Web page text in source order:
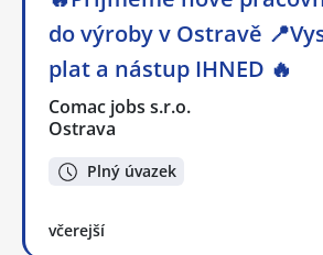
do výroby v Ostravě
plat a nástup IHNED 🔥
Comac jobs s.r.o.
Ostrava
Plný úvazek
včerejší